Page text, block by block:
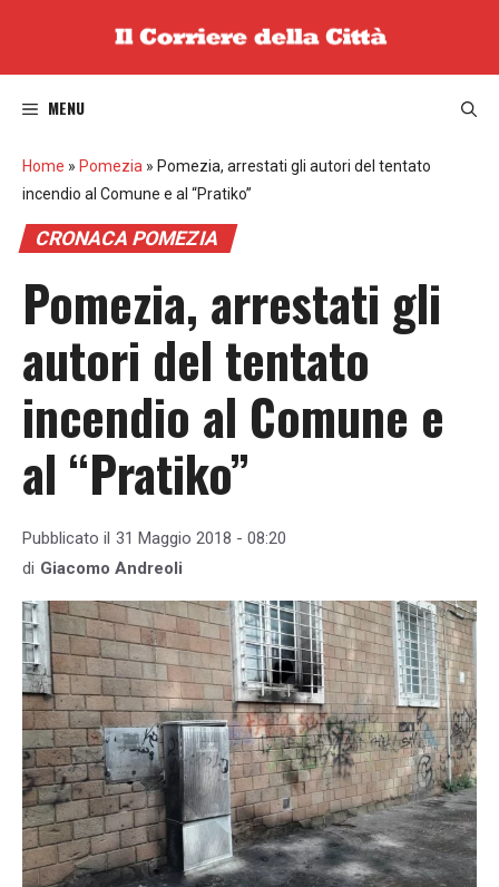
MENU
Home » Pomezia » Pomezia, arrestati gli autori del tentato
incendio al Comune e al “Pratiko”
CRONACA POMEZIA
Pomezia, arrestati gli
autori del tentato
incendio al Comune e
al “Pratiko”
Pubblicato il 31 Maggio 2018 - 08:20
di Giacomo Andreoli